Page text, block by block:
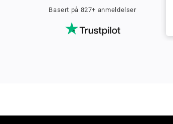
Basert på 827+ anmeldelser